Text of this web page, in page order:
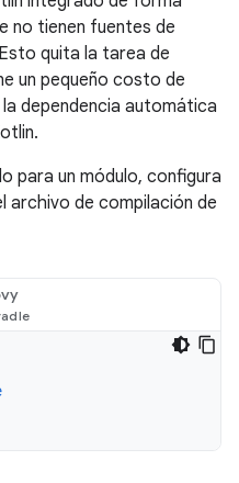
no tienen fuentes de
quita la tarea de
un pequeño costo de
dependencia automática
para un módulo, configura
archivo de compilación de